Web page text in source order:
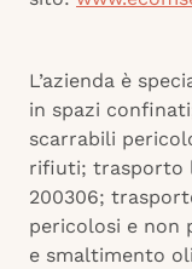
L’azienda è
in spazi
scarrabili
rifiuti; trasporto
200306;
pericolosi e non
e smaltimento